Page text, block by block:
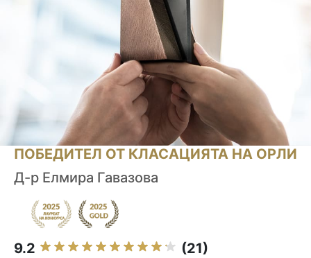
ПОБЕДИТЕЛ ОТ КЛАСАЦИЯТА НА ОРЛИ
Д-р Елмира Гавазова
9.2 (21)